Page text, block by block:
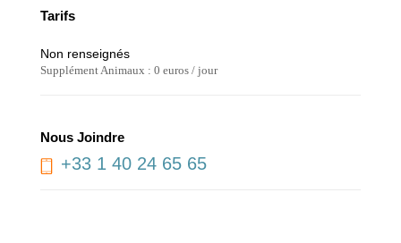
Tarifs
Non renseignés
Supplément Animaux : 0 euros / jour
Nous Joindre
+33 1 40 24 65 65